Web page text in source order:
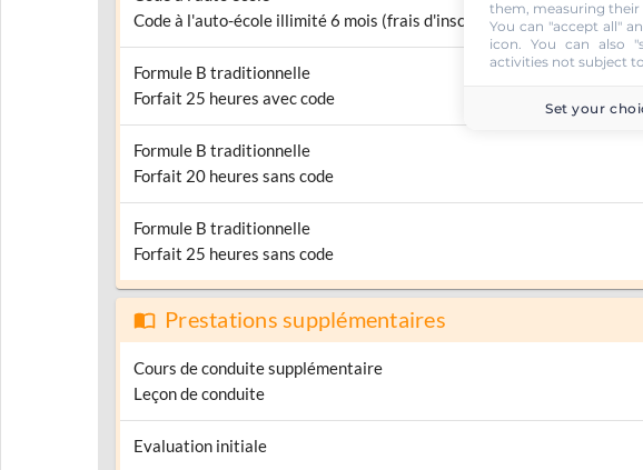
Code à l'auto-école illimité 6 mois (frais d'inscription inclus)
Formule B traditionnelle
Forfait 25 heures avec code
Formule B traditionnelle
Forfait 20 heures sans code
Formule B traditionnelle
Forfait 25 heures sans code
Prestations supplémentaires
Cours de conduite supplémentaire
Leçon de conduite
Evaluation initiale
them, measuring their
You can "accept all"
icon. You can also
activities not subject
Set your